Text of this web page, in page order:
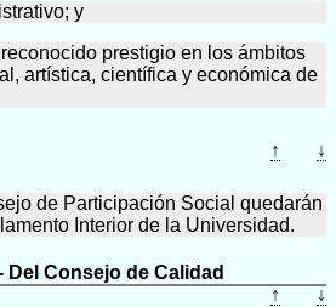
y
prestigio en los ámbitos
artística, científica y económica de
↑ ↓
de Participación Social quedarán
Interior de la Universidad.
Del Consejo de Calidad
↑
↓